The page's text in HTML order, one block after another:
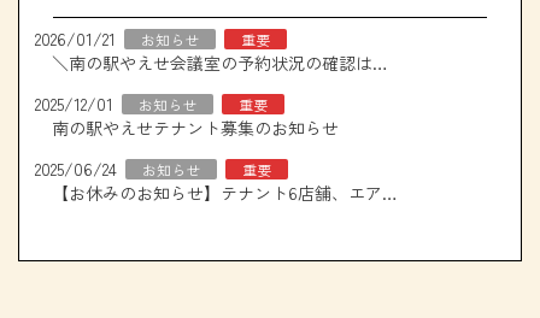
2026/01/21 お知らせ 重要
＼南の駅やえせ会議室の予約状況の確認はこちら！／
2025/12/01
お知らせ 重要
南の駅やえせテナント募集のお知らせ
2025/06/24
お知らせ 重要
【お休みのお知らせ】テナント6店舗、エアコン取り換え工事について